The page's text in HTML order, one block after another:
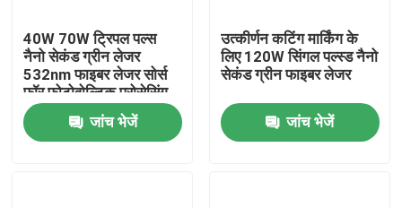
40W 70W ट्रिपल पल्स
नैनो सेकंड ग्रीन लेजर
532nm फाइबर लेजर सोर्स
फॉर फोटोवोल्टिक प्रोसेसिंग
जांच भेजें
उत्कीर्णन कटिंग मार्किंग के
लिए 120W सिंगल पल्स्ड नैनो
सेकंड ग्रीन फाइबर लेजर
जांच भेजें